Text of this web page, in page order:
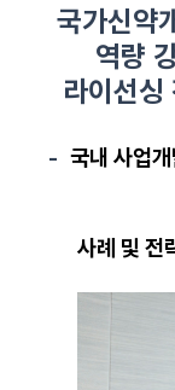
국가신약
역량
라이선싱
- 국내 사업
사례 및 전